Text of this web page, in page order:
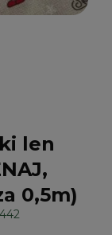
len
0,5m)